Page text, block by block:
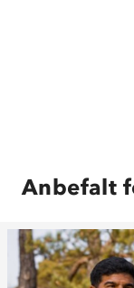
Anbefalt